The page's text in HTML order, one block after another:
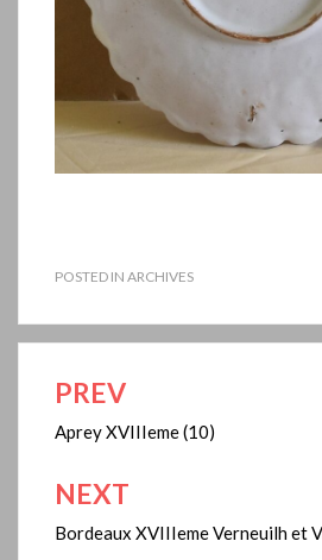
POSTED IN ARCHIVES
Navigation
de
l’article
PREV
Aprey XVIIIeme (10)
NEXT
Bordeaux XVIIIeme Verneuilh et